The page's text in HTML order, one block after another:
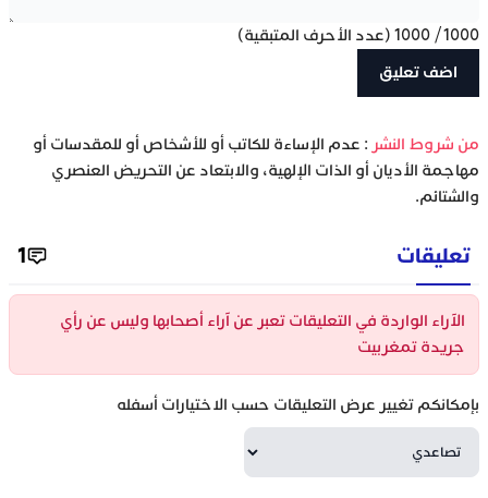
1000
/
1000 (عدد الأحرف المتبقية)
‫من شروط النشر : عدم الإساءة للكاتب أو للأشخاص أو للمقدسات أو
مهاجمة الأديان أو الذات الإلهية، والابتعاد عن التحريض العنصري
والشتائم.
تعليقات 1
الآراء الواردة في التعليقات تعبر عن آراء أصحابها وليس عن رأي
جريدة تمغربيت
بإمكانكم تغيير عرض التعليقات حسب الاختيارات أسفله